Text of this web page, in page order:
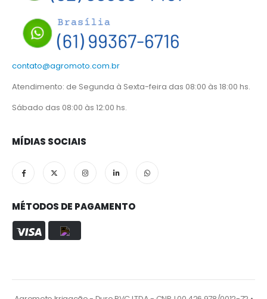
contato@agromoto.com.br
Atendimento: de Segunda à Sexta-feira das 08:00 às 18:00 hs.
Sábado das 08:00 às 12:00 hs.
MÍDIAS SOCIAIS
MÉTODOS DE PAGAMENTO